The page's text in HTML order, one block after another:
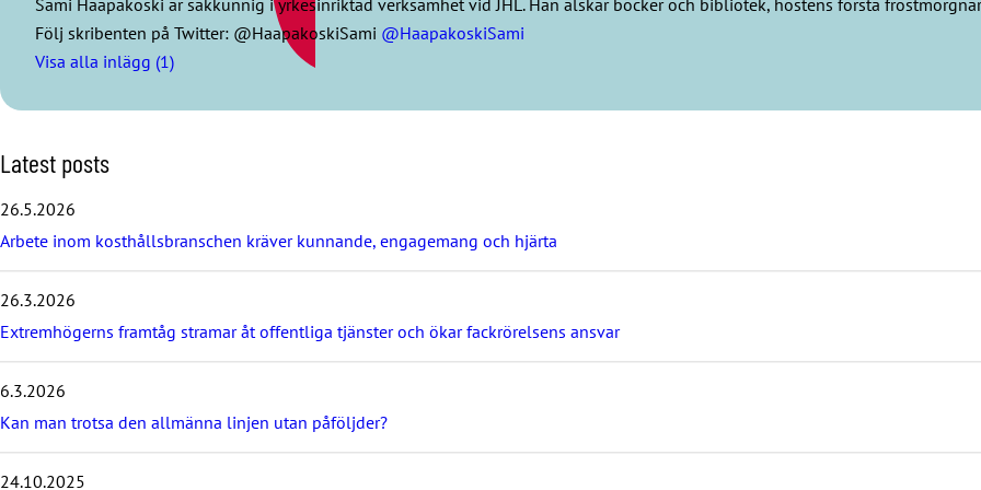
Följ skribenten på Twitter: @HaapakoskiSami @HaapakoskiSami
Visa alla inlägg (1)
S
k
i
p
l
e
s
o
s
Latest posts
26.5.2026
Arbete inom kosthållsbranschen kräver kunnande, engagemang och hjärta
26.3.2026
Extremhögerns framtåg stramar åt offentliga tjänster och ökar fackrörelsens ansvar
6.3.2026
Kan man trotsa den allmänna linjen utan påföljder?
24.10.2025